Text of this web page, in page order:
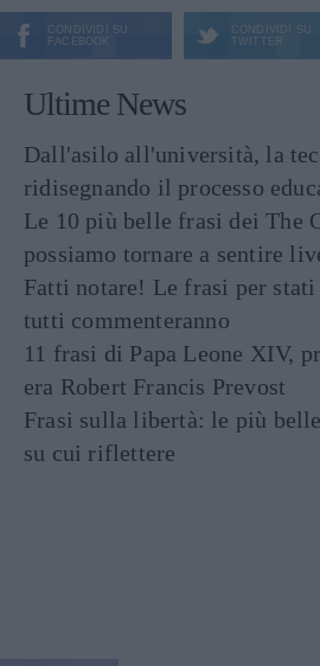
CONDIVIDI SU
FACEBOOK
CONDIVIDI SU
TWITTER
Ultime News
Dall'asilo all'università, la
ridisegnando il processo
Le 10 più belle frasi dei The
possiamo tornare a sentire
Fatti notare! Le frasi per stati
tutti commenteranno
11 frasi di Papa Leone XIV,
era Robert Francis Prevost
Frasi sulla libertà: le più
su cui riflettere